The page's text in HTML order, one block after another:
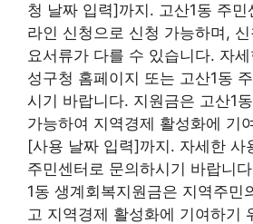
청 날짜 입력]까지. 고산1동 주
라인 신청으로 신청 가능하며,
요서류가 다를 수 있습니다. 자
성구청 홈페이지 또는 고산1동
시기 바랍니다. 지원금은 고산1
가능하여 지역경제 활성화에 기
[사용 날짜 입력]까지. 자세한 사
주민센터로 문의하시기 바랍니
1동 생계회복지원금은 지역주민
고 지역경제 활성화에 기여하기